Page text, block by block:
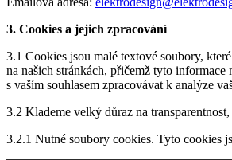
3. Cookies a jejich zpracování
3.1 Cookies jsou malé textové soubory,
na našich stránkách, přičemž tyto
s vaším souhlasem zpracovávat k analýze
3.2 Klademe velký důraz na
3.2.1 Nutné soubory cookies. Tyto cookies